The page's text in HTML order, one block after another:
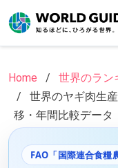
to
main
Home
世界のラン
世界のヤギ肉生
移・年間比較データ
FAO「国際連合食糧